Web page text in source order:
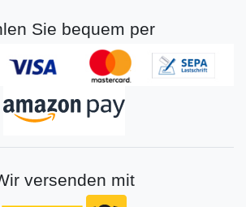
Sie bequem per
versenden mit